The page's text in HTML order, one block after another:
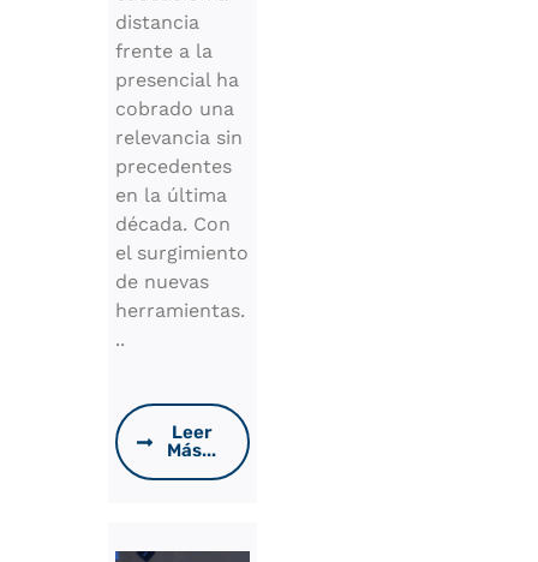
distancia
frente a la
presencial ha
cobrado una
relevancia sin
precedentes
en la última
década. Con
el surgimiento
de nuevas
herramientas.
..
Leer
Más...